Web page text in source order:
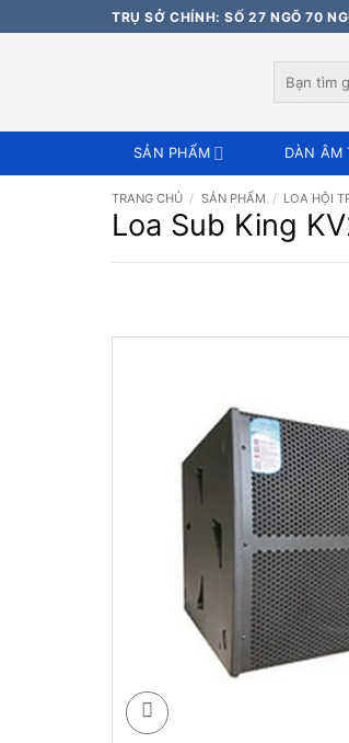
qua
TRỤ SỞ CHÍNH: SỐ 27 NGÕ 70
kiếm:
SẢN PHẨM DÀN ÂM
TRANG CHỦ / SẢN PHẨM / LOA HỘI
Loa Sub King